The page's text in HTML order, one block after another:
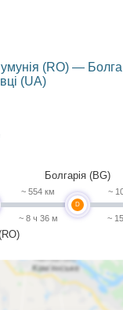
(RO) —
(UA)
~ 554 км
~ 8 ч 36 м
D
Болгарія (BG)
~
~